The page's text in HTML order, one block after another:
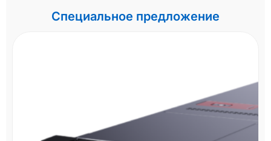
Специальное предложение